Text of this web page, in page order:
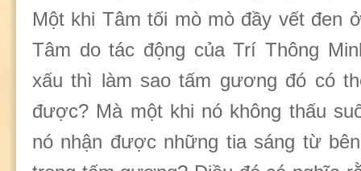
Một khi Tâm tối mò mò đầy vết đen
Tâm do tác động của Trí Thông
xấu thì làm sao tấm gương đó có
được? Mà một khi nó không thấu
nó nhận được những tia sáng từ